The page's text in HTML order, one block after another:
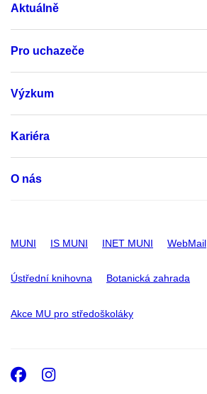
Aktuálně
Pro uchazeče
Výzkum
Kariéra
O nás
MUNI IS MUNI INET MUNI WebMail
Ústřední knihovna Botanická zahrada
Akce MU pro středoškoláky
Facebook
Instagram